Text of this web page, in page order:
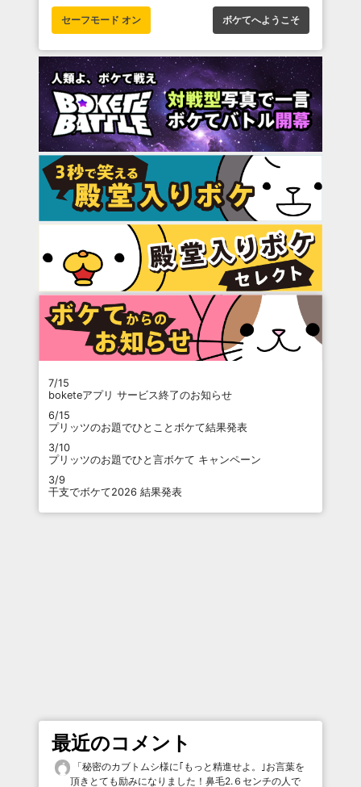
セーフモード オン ボケてへようこそ
7/15
boketeアプリ サービス終了のお知らせ
6/15
プリッツのお題でひとことボケて結果発表
3/10
プリッツのお題でひと言ボケて キャンペーン
3/9
干支でボケて2026 結果発表
最近のコメント
「秘密のカブトムシ様に｢もっと精進せよ。｣お言葉を
頂きとても励みになりました！鼻毛2.６センチの人で